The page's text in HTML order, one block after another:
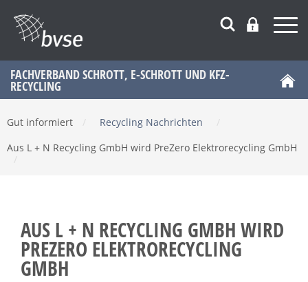
FACHVERBAND SCHROTT, E-SCHROTT UND KFZ-
RECYCLING
Gut informiert Recycling Nachrichten
Aus L + N Recycling GmbH wird PreZero Elektrorecycling GmbH
AUS L + N RECYCLING GMBH WIRD
PREZERO ELEKTRORECYCLING
GMBH